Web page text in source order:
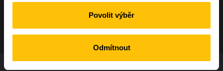
Povolit výběr
Odmítnout